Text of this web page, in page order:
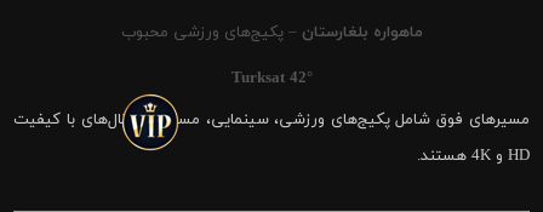
ماهواره بلغارستان – پکیج‌های ورزشی محبوب
Turksat 42°
مسیرهای فوق شامل پکیج‌های ورزشی، سینمایی، مستند و کانال‌های با کیفیت
HD و 4K هستند.